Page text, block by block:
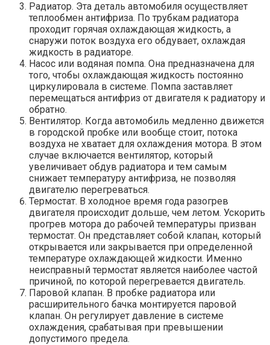
Радиатор. Эта деталь автомобиля осуществляет
теплообмен антифриза. По трубкам радиатора
проходит горячая охлаждающая жидкость, а
снаружи поток воздуха его обдувает, охлаждая
жидкость в радиаторе.
Насос или водяная помпа. Она предназначена для
того, чтобы охлаждающая жидкость постоянно
циркулировала в системе. Помпа заставляет
перемещаться антифриз от двигателя к радиатору и
обратно.
Вентилятор. Когда автомобиль медленно движется
в городской пробке или вообще стоит, потока
воздуха не хватает для охлаждения мотора. В этом
случае включается вентилятор, который
увеличивает обдув радиатора и тем самым
снижает температуру антифриза, не позволяя
двигателю перегреваться.
Термостат. В холодное время года разогрев
двигателя происходит дольше, чем летом. Ускорить
прогрев мотора до рабочей температуры призван
термостат. Он представляет собой клапан, который
открывается или закрывается при определенной
температуре охлаждающей жидкости. Именно
неисправный термостат является наиболее частой
причиной, по которой перегревается двигатель.
Паровой клапан. В пробке радиатора или
расширительного бачка монтируется паровой
клапан. Он регулирует давление в системе
охлаждения, срабатывая при превышении
допустимого предела.